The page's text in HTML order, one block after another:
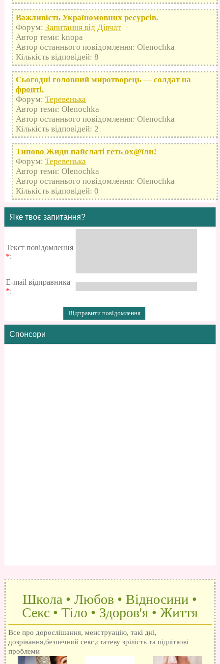
Важливість Україномовних ресурсів.
Форум: Запитання від Дівчат
Автор теми: knopa
Автор останнього повідомлення: Olenochka
Кількість відповідей: 8
Сьогодні головний миротворець — солдат на
фронті.
Форум: Теревенька
Автор теми: Olenochka
Автор останнього повідомлення: Olenochka
Кількість відповідей: 2
Типово Жиди пайслаті геть оx@їли!
Форум: Теревенька
Автор теми: Olenochka
Автор останнього повідомлення: Olenochka
Кількість відповідей: 0
Яке твоє запитання?
Текст повідомлення
*:
E-mail відправника
*:
Спонсори
Школа • Любов • Відносини •
Секс • Тіло • Здоров'я • Життя
Все про дорослішання, менструацію, такі дні,
дозрівання,безпечний секс,статеву зрілість та підліткові
проблеми